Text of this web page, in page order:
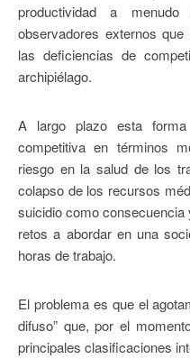
productividad a
observadores externos
las deficiencias de
archipiélago.
A largo plazo esta
competitiva en términos
riesgo en la salud de los
colapso de los recursos
suicidio como
retos a abordar en una
horas de trabajo.
El problema es que el
difuso” que, por el
principales clasificaciones